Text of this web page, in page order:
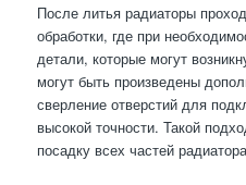
После литья радиаторы
обработки, где при
детали, которые могут
могут быть произведены
сверление отверстий для
высокой точности. Такой
посадку всех частей